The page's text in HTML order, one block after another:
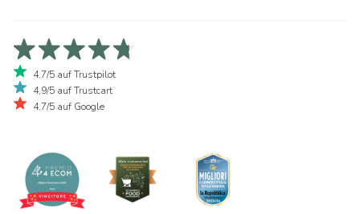
4,7/5 auf Trustpilot
4,9/5 auf Trustcart
4,7/5 auf Google